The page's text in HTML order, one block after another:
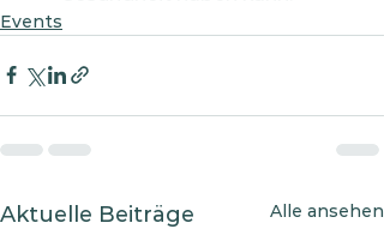
Events
Aktuelle Beiträge Alle ansehen